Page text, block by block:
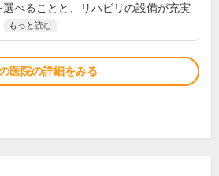
べることと、リハビリの設備が充実
もっと読む
医院の詳細をみる